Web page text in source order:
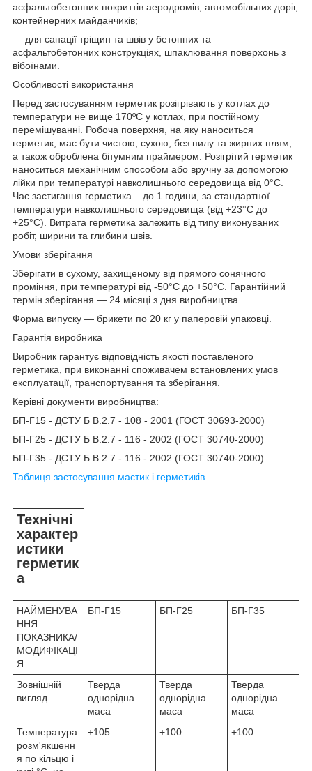
асфальтобетонних покриттів аеродромів, автомобільних доріг,
контейнерних майданчиків;
— для санації тріщин та швів у бетонних та
асфальтобетонних конструкціях, шпаклювання поверхонь з
вібоїнами.
Особливості використання
Перед застосуванням герметик розігрівають у котлах до
температури не вище 170ºС у котлах, при постійному
перемішуванні. Робоча поверхня, на яку наноситься
герметик, має бути чистою, сухою, без пилу та жирних плям,
а також оброблена бітумним праймером. Розігрітий герметик
наноситься механічним способом або вручну за допомогою
лійки при температурі навколишнього середовища від 0°C.
Час застигання герметика – до 1 години, за стандартної
температури навколишнього середовища (від +23°C до
+25°C). Витрата герметика залежить від типу виконуваних
робіт, ширини та глибини швів.
Умови зберігання
Зберігати в сухому, захищеному від прямого сонячного
проміння, при температурі від -50°С до +50°С. Гарантійний
термін зберігання — 24 місяці з дня виробництва.
Форма випуску — брикети по 20 кг у паперовій упаковці.
Гарантія виробника
Виробник гарантує відповідність якості поставленого
герметика, при виконанні споживачем встановлених умов
експлуатації, транспортування та зберігання.
Керівні документи виробництва:
БП-Г15 - ДСТУ Б В.2.7 - 108 - 2001 (ГОСТ 30693-2000)
БП-Г25 - ДСТУ Б В.2.7 - 116 - 2002 (ГОСТ 30740-2000)
БП-Г35 - ДСТУ Б В.2.7 - 116 - 2002 (ГОСТ 30740-2000)
Таблиця застосування мастик і герметиків .
Технічні
характер
истики
герметик
а
НАЙМЕНУВА
ННЯ
ПОКАЗНИКА/
МОДИФІКАЦІ
Я
БП-Г15 БП-Г25 БП-Г35
Зовнішній
вигляд
Тверда
однорідна
маса
Тверда
однорідна
маса
Тверда
однорідна
маса
Температура
розм'якшенн
я по кільцю і
+105 +100 +100